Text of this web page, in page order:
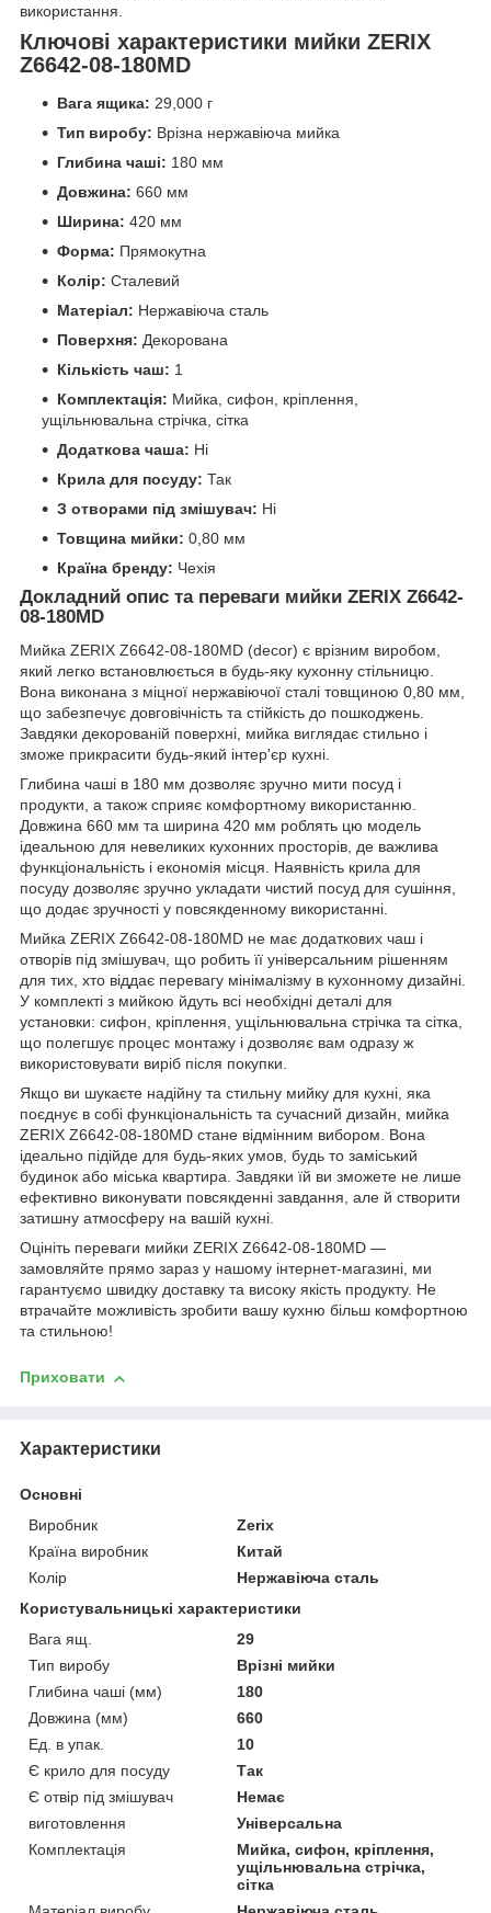
використання.
Ключові характеристики мийки ZERIX
Z6642-08-180MD
Вага ящика: 29,000 г
Тип виробу: Врізна нержавіюча мийка
Глибина чаші: 180 мм
Довжина: 660 мм
Ширина: 420 мм
Форма: Прямокутна
Колір: Сталевий
Матеріал: Нержавіюча сталь
Поверхня: Декорована
Кількість чаш: 1
Комплектація: Мийка, сифон, кріплення,
ущільнювальна стрічка, сітка
Додаткова чаша: Ні
Крила для посуду: Так
З отворами під змішувач: Ні
Товщина мийки: 0,80 мм
Країна бренду: Чехія
Докладний опис та переваги мийки ZERIX Z6642-
08-180MD
Мийка ZERIX Z6642-08-180MD (decor) є врізним виробом,
який легко встановлюється в будь-яку кухонну стільницю.
Вона виконана з міцної нержавіючої сталі товщиною 0,80 мм,
що забезпечує довговічність та стійкість до пошкоджень.
Завдяки декорованій поверхні, мийка виглядає стильно і
зможе прикрасити будь-який інтер'єр кухні.
Глибина чаші в 180 мм дозволяє зручно мити посуд і
продукти, а також сприяє комфортному використанню.
Довжина 660 мм та ширина 420 мм роблять цю модель
ідеальною для невеликих кухонних просторів, де важлива
функціональність і економія місця. Наявність крила для
посуду дозволяє зручно укладати чистий посуд для сушіння,
що додає зручності у повсякденному використанні.
Мийка ZERIX Z6642-08-180MD не має додаткових чаш і
отворів під змішувач, що робить її універсальним рішенням
для тих, хто віддає перевагу мінімалізму в кухонному дизайні.
У комплекті з мийкою йдуть всі необхідні деталі для
установки: сифон, кріплення, ущільнювальна стрічка та сітка,
що полегшує процес монтажу і дозволяє вам одразу ж
використовувати виріб після покупки.
Якщо ви шукаєте надійну та стильну мийку для кухні, яка
поєднує в собі функціональність та сучасний дизайн, мийка
ZERIX Z6642-08-180MD стане відмінним вибором. Вона
ідеально підійде для будь-яких умов, будь то заміський
будинок або міська квартира. Завдяки їй ви зможете не лише
ефективно виконувати повсякденні завдання, але й створити
затишну атмосферу на вашій кухні.
Оцініть переваги мийки ZERIX Z6642-08-180MD —
замовляйте прямо зараз у нашому інтернет-магазині, ми
гарантуємо швидку доставку та високу якість продукту. Не
втрачайте можливість зробити вашу кухню більш комфортною
та стильною!
Приховати
Характеристики
Основні
Виробник
Zerix
Країна виробник
Китай
Колір
Нержавіюча сталь
Користувальницькі характеристики
Вага ящ.
29
Тип виробу
Врізні мийки
Глибина чаші (мм)
180
Довжина (мм)
660
Ед. в упак.
10
Є крило для посуду
Так
Є отвір під змішувач
Немає
виготовлення
Універсальна
Комплектація
Мийка, сифон, кріплення,
ущільнювальна стрічка,
сітка